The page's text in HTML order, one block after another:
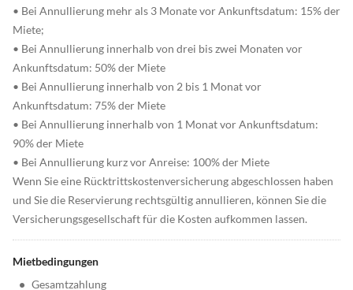
• Bei Annullierung mehr als 3 Monate vor Ankunftsdatum: 15% der
Miete;
• Bei Annullierung innerhalb von drei bis zwei Monaten vor
Ankunftsdatum: 50% der Miete
• Bei Annullierung innerhalb von 2 bis 1 Monat vor
Ankunftsdatum: 75% der Miete
• Bei Annullierung innerhalb von 1 Monat vor Ankunftsdatum:
90% der Miete
• Bei Annullierung kurz vor Anreise: 100% der Miete
Wenn Sie eine Rücktrittskostenversicherung abgeschlossen haben
und Sie die Reservierung rechtsgültig annullieren, können Sie die
Versicherungsgesellschaft für die Kosten aufkommen lassen.
Mietbedingungen
• Gesamtzahlung